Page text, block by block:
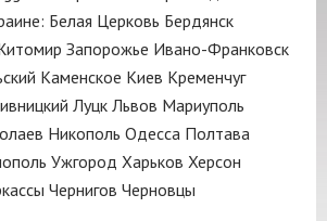
Белая Церковь Бердянск
Запорожье Ивано-Франковск
Каменское Киев Кременчуг
Луцк Львов Мариуполь
Никополь Одесса Полтава
Ужгород Харьков Херсон
Чернигов Черновцы